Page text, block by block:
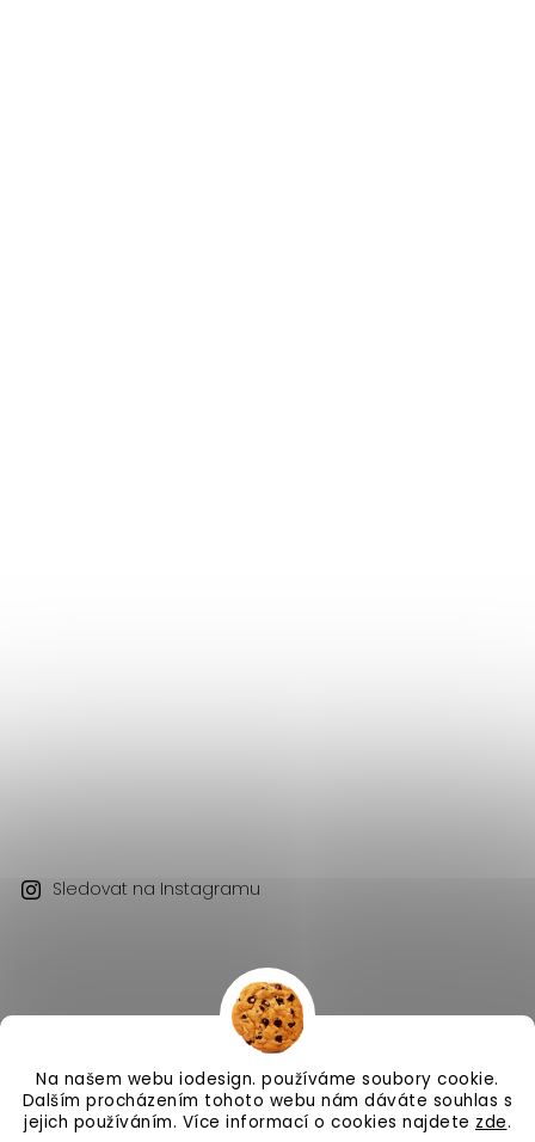
Na našem webu iodesign. používáme soubory cookie.
Dalším procházením tohoto webu nám dáváte souhlas s
jejich používáním. Více informací o cookies najdete zde.
Sledovat na Instagramu
Copyright 2026 iodesign. . Všechna práva vyhrazena.
Vytvořil Shoptet| DesignShoptak.cz